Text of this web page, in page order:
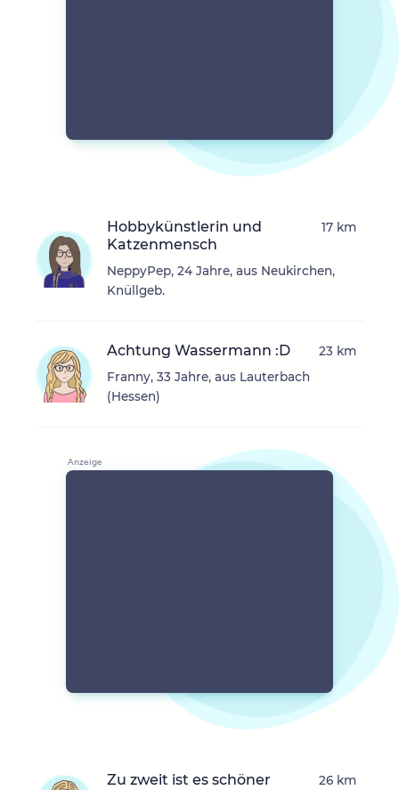
Hobbykünstlerin und
Katzenmensch
NeppyPep, 24 Jahre, aus Neukirchen,
Knüllgeb.
17 km
Achtung Wassermann :D
Franny, 33 Jahre, aus Lauterbach
(Hessen)
23 km
Zu zweit ist es schöner 26 km